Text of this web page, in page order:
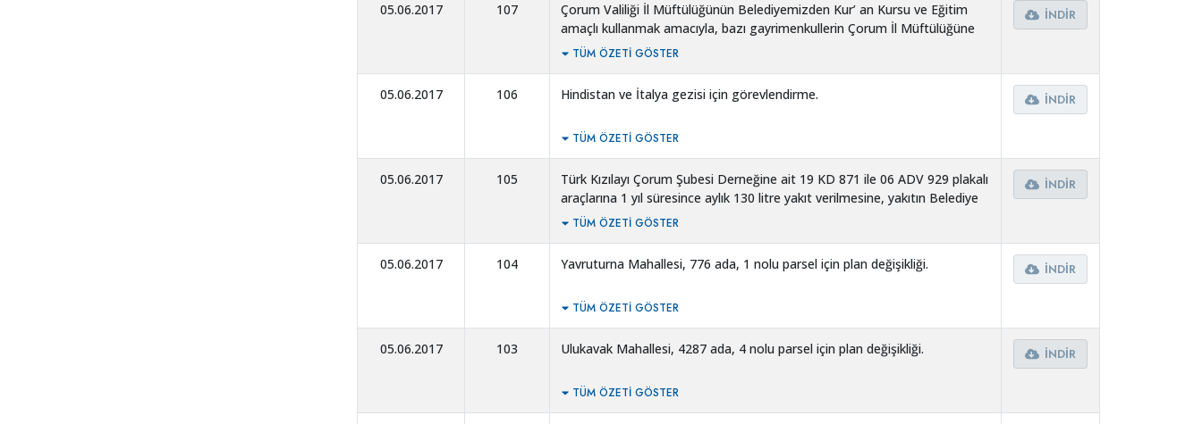
05.06.2017 107
Çorum Valiliği İl Müftülüğünün Belediyemizden Kur’ an Kursu ve Eğitim
amaçlı kullanmak amacıyla, bazı gayrimenkullerin Çorum İl Müftülüğüne
tahsis edilmesi.
TÜM ÖZETI GÖSTER
İNDIR
05.06.2017 106 Hindistan ve İtalya gezisi için görevlendirme.
TÜM ÖZETI GÖSTER
İNDIR
05.06.2017 105
Türk Kızılayı Çorum Şubesi Derneğine ait 19 KD 871 ile 06 ADV 929 plakalı
araçlarına 1 yıl süresince aylık 130 litre yakıt verilmesine, yakıtın Belediye
pompalarından veya satınalma usulü ile verilmesi hususunda gerekli
TÜM ÖZETI GÖSTER
İNDIR
05.06.2017 104 Yavruturna Mahallesi, 776 ada, 1 nolu parsel için plan değişikliği.
TÜM ÖZETI GÖSTER
İNDIR
05.06.2017 103 Ulukavak Mahallesi, 4287 ada, 4 nolu parsel için plan değişikliği.
TÜM ÖZETI GÖSTER
İNDIR